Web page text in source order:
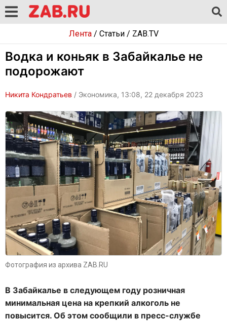
Лента/ Статьи/ ZAB.TV
Водка и коньяк в Забайкалье не
подорожают
Никита Кондратьев / Экономика, 13:08, 22 декабря 2023
Фотография из архива ZAB.RU
В Забайкалье в следующем году розничная
минимальная цена на крепкий алкоголь не
повысится. Об этом сообщили в пресс-службе